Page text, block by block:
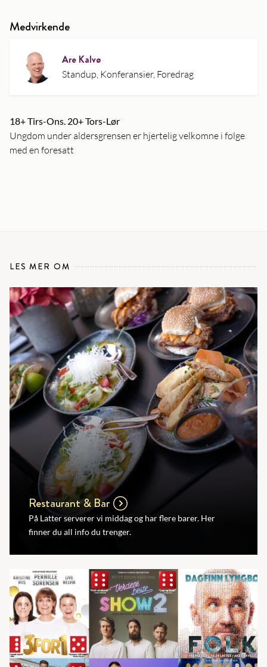
Medvirkende
Are Kalvø
Standup, Konferansier, Foredrag
18+ Tirs-Ons. 20+ Tors-Lør
Ungdom under aldersgrensen er hjertelig velkomne i følge
med en foresatt
LES MER OM
Restaurant & Bar
På Latter serverer vi middag og har flere barer. Her
finner du all info du trenger.